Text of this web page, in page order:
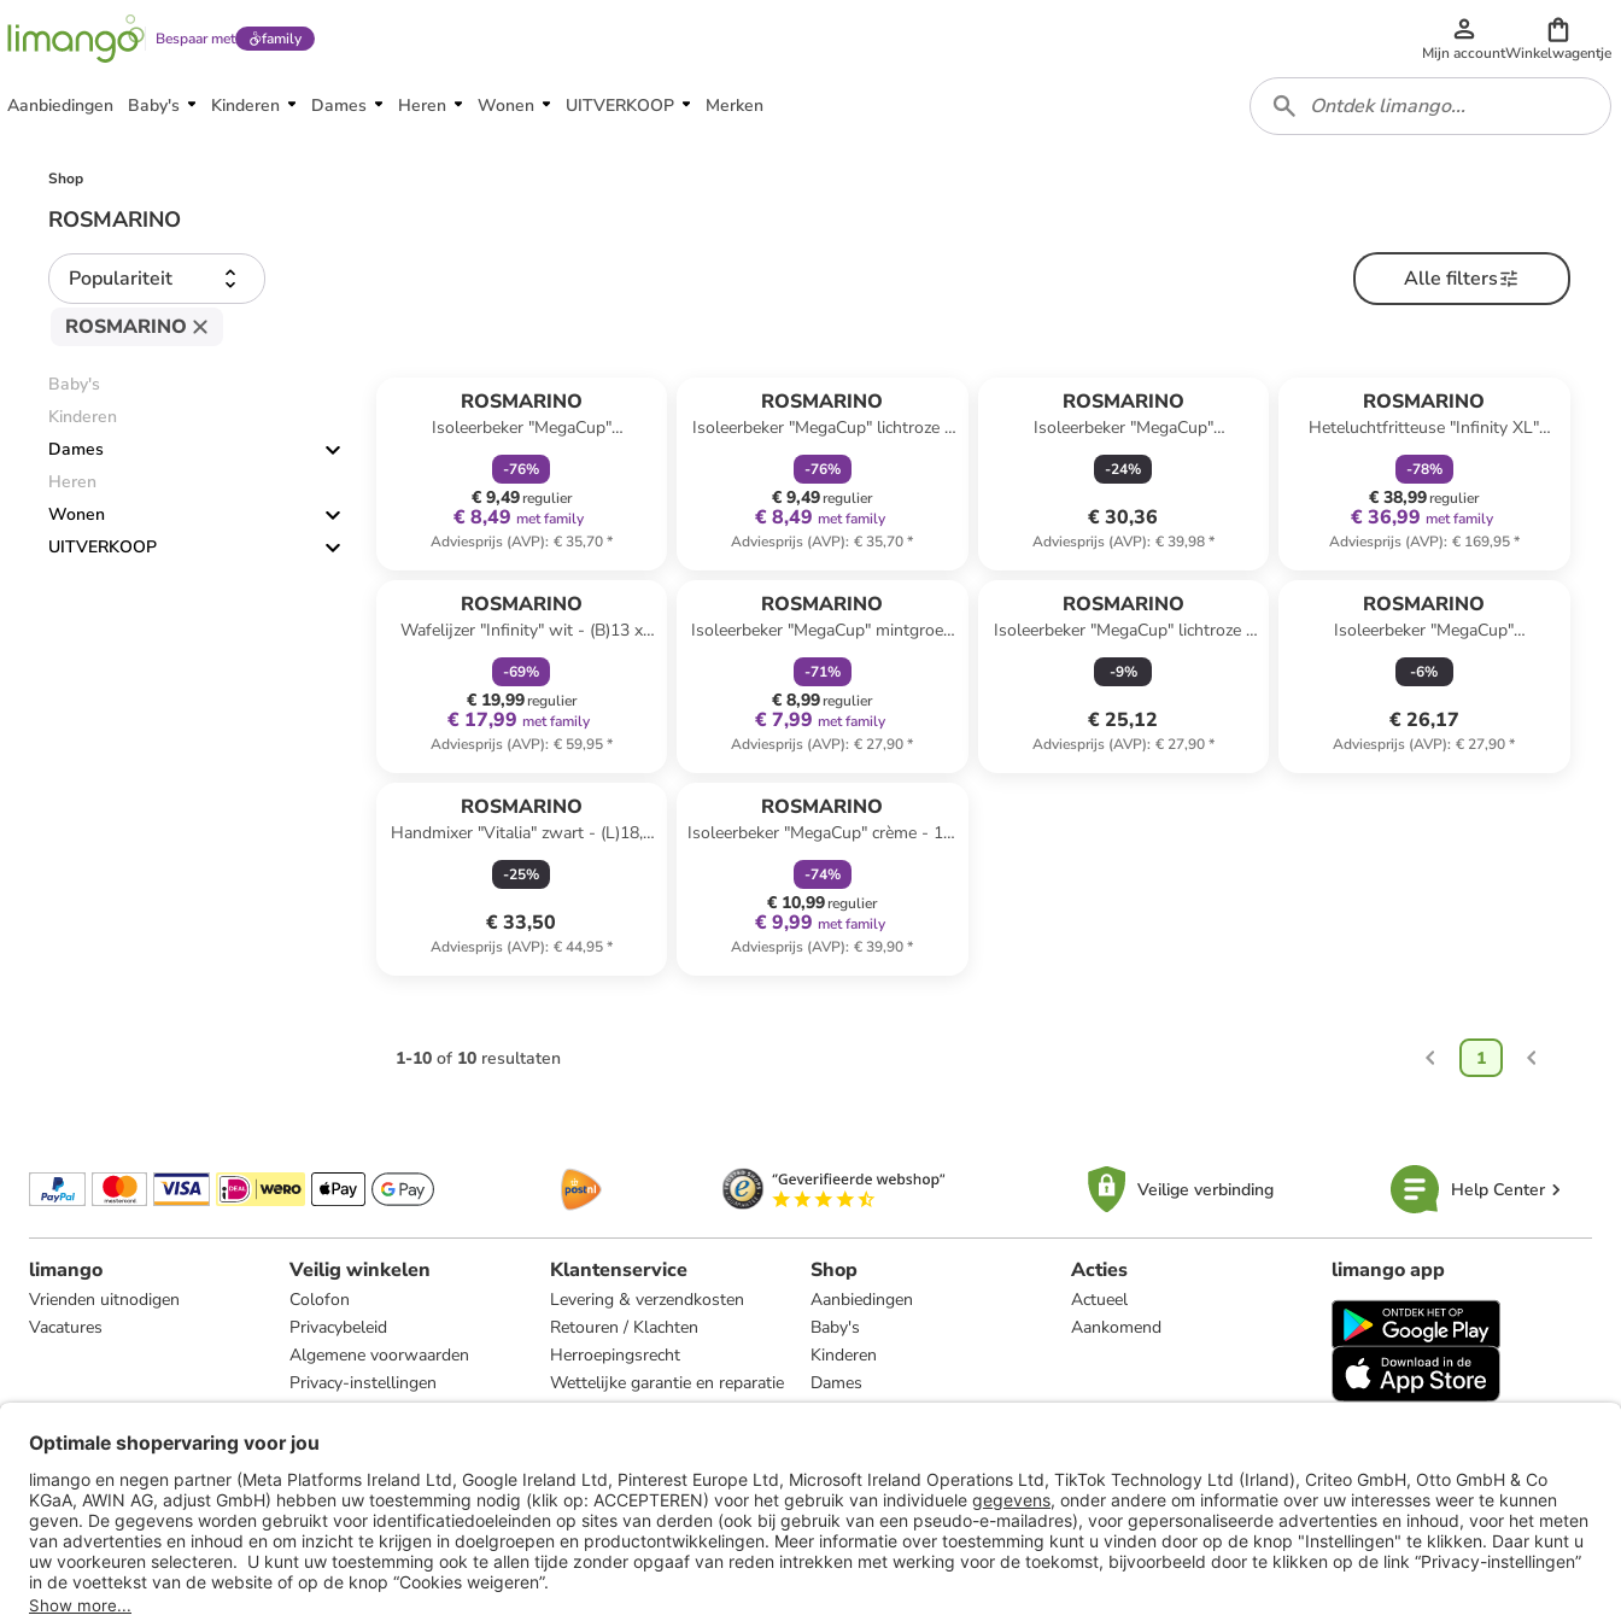
Bespaar met family
Mijn accountWinkelwagentje
Aanbiedingen Baby's Kinderen Dames Heren Wonen UITVERKOOP Merken
Shop
ROSMARINO
Populariteit
Alle filters
ROSMARINO
Baby's
Kinderen
Dames
Heren
Wonen
UITVERKOOP
ROSMARINO
Isoleerbeker "MegaCup"
donkerblauw - 900 ml
-76%
€ 9,49regulier
€ 8,49 met family
Adviesprijs (AVP): € 35,70*
ROSMARINO
Isoleerbeker "MegaCup" lichtroze -
900 ml
-76%
€ 9,49regulier
€ 8,49 met family
Adviesprijs (AVP): € 35,70*
ROSMARINO
Isoleerbeker "MegaCup"
donkerblauw - 1,1 l
-24%
€ 30,36
Adviesprijs (AVP): € 39,98*
ROSMARINO
Heteluchtfritteuse "Infinity XL"
zwart - 5 l
-78%
€ 38,99regulier
€ 36,99 met family
Adviesprijs (AVP): € 169,95*
ROSMARINO
Wafelijzer "Infinity" wit - (B)13 x
(H)10 x (D)32 cm
-69%
€ 19,99regulier
€ 17,99 met family
Adviesprijs (AVP): € 59,95*
ROSMARINO
Isoleerbeker "MegaCup" mintgroen
- 600 ml
-71%
€ 8,99regulier
€ 7,99 met family
Adviesprijs (AVP): € 27,90*
ROSMARINO
Isoleerbeker "MegaCup" lichtroze -
600 ml
-9%
€ 25,12
Adviesprijs (AVP): € 27,90*
ROSMARINO
Isoleerbeker "MegaCup"
donkerblauw - 600 ml
-6%
€ 26,17
Adviesprijs (AVP): € 27,90*
ROSMARINO
Handmixer "Vitalia" zwart - (L)18,5
x (B)22 cm
-25%
€ 33,50
Adviesprijs (AVP): € 44,95*
ROSMARINO
Isoleerbeker "MegaCup" crème - 1,1
l
-74%
€ 10,99regulier
€ 9,99 met family
Adviesprijs (AVP): € 39,90*
1-10 of 10 resultaten 1
Veilige verbinding Help Center
limango
Vrienden uitnodigen
Vacatures
Veilig winkelen
Colofon
Privacybeleid
Algemene voorwaarden
Privacy-instellingen
Compliance
Klantenservice
Levering & verzendkosten
Retouren / Klachten
Herroepingsrecht
Wettelijke garantie en reparatie
Shop
Aanbiedingen
Baby's
Kinderen
Dames
Heren
Acties
Actueel
Aankomend
limango app
limango.de limango.pl